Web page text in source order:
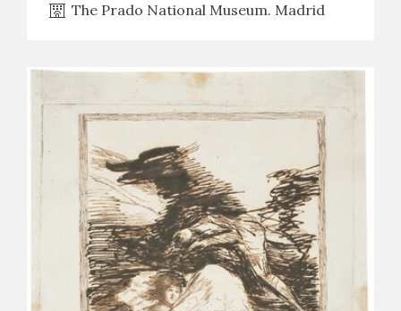
The Prado National Museum. Madrid